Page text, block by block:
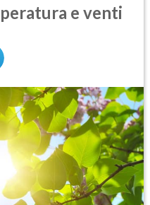
e venti